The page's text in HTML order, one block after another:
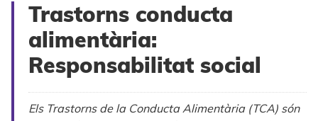
Trastorns conducta
alimentària:
Responsabilitat social
Els Trastorns de la Conducta Alimentària (TCA) són